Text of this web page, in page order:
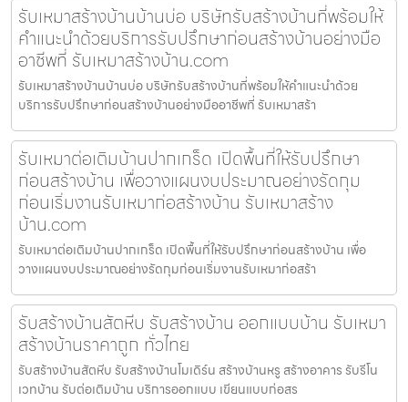
รับเหมาสร้างบ้านบ้านบ่อ บริษัทรับสร้างบ้านที่พร้อมให้
คำแนะนำด้วยบริการรับปรึกษาก่อนสร้างบ้านอย่างมือ
อาชีพที่ รับเหมาสร้างบ้าน.com
รับเหมาสร้างบ้านบ้านบ่อ บริษัทรับสร้างบ้านที่พร้อมให้คำแนะนำด้วย
บริการรับปรึกษาก่อนสร้างบ้านอย่างมืออาชีพที่ รับเหมาสร้า
รับเหมาต่อเติมบ้านปากเกร็ด เปิดพื้นที่ให้รับปรึกษา
ก่อนสร้างบ้าน เพื่อวางแผนงบประมาณอย่างรัดกุม
ก่อนเริ่มงานรับเหมาก่อสร้างบ้าน รับเหมาสร้าง
บ้าน.com
รับเหมาต่อเติมบ้านปากเกร็ด เปิดพื้นที่ให้รับปรึกษาก่อนสร้างบ้าน เพื่อ
วางแผนงบประมาณอย่างรัดกุมก่อนเริ่มงานรับเหมาก่อสร้า
รับสร้างบ้านสัตหีบ รับสร้างบ้าน ออกแบบบ้าน รับเหมา
สร้างบ้านราคาถูก ทั่วไทย
รับสร้างบ้านสัตหีบ รับสร้างบ้านโมเดิร์น สร้างบ้านหรู สร้างอาคาร รับรีโน
เวทบ้าน รับต่อเติมบ้าน บริการออกแบบ เขียนแบบก่อสร